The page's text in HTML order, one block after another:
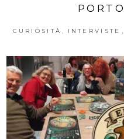
CURIOSITÀ INTERVISTE